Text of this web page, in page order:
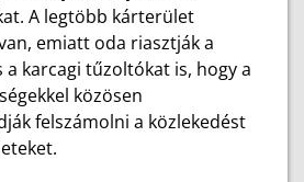
A legtöbb kárterület
emiatt oda riasztják a
karcagi tűzoltókat is, hogy a
közösen
felszámolni a közlekedést